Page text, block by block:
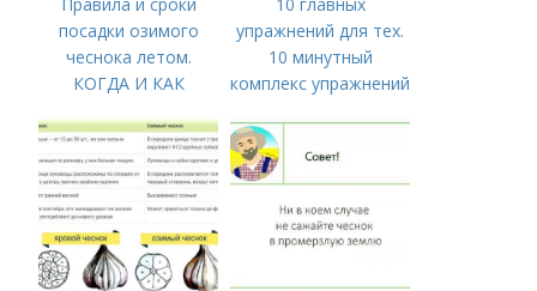
посадки озимого
чеснока летом.
КОГДА И КАК
ПОСАДИТЬ ОЗИМЫЙ
ЧЕСНОК
упражнений для тех.
10 минутный
комплекс упражнений
времени на спорт